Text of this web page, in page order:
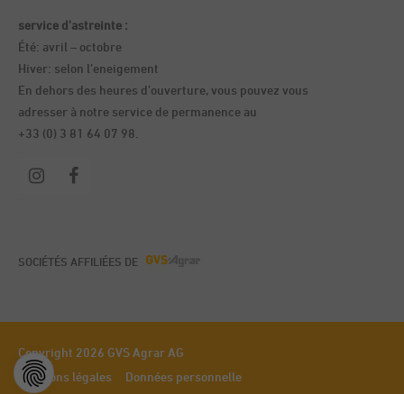
service d'astreinte :
Été: avril – octobre
Hiver: selon l’eneigement
En dehors des heures d’ouverture, vous pouvez vous
adresser à notre service de permanence au
+33 (0) 3 81 64 07 98.
SOCIÉTÉS AFFILIÉES DE
Copyright 2026 GVS Agrar AG
Mentions légales
Données personnelle